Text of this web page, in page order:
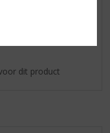
dit product